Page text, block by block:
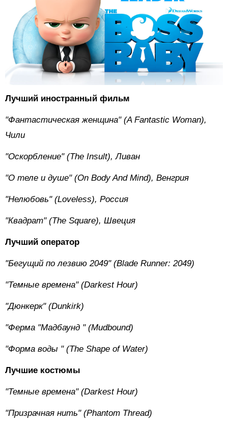
Лучший иностранный фильм
"Фантастическая женщина" (A Fantastic Woman),
Чили
"Оскорбление" (The Insult), Ливан
"О теле и душе" (On Body And Mind), Венгрия
"Нелюбовь" (Loveless), Россия
"Квадрат" (The Square), Швеция
Лучший оператор
"Бегущий по лезвию 2049" (Blade Runner: 2049)
"Темные времена" (Darkest Hour)
"Дюнкерк" (Dunkirk)
"Ферма "Мадбаунд " (Mudbound)
"Форма воды " (The Shape of Water)
Лучшие костюмы
"Темные времена" (Darkest Hour)
"Призрачная нить" (Phantom Thread)